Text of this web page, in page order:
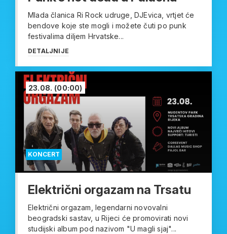
Mlada članica Ri Rock udruge, DJEvica, vrtjet će
bendove koje ste mogli i možete čuti po punk
festivalima diljem Hrvatske...
DETALJNIJE
KONCERT
23.08. (00:00)
Električni orgazam na Trsatu
Električni orgazam, legendarni novovalni
beogradski sastav, u Rijeci će promovirati novi
studijski album pod nazivom "U magli sjaj"...